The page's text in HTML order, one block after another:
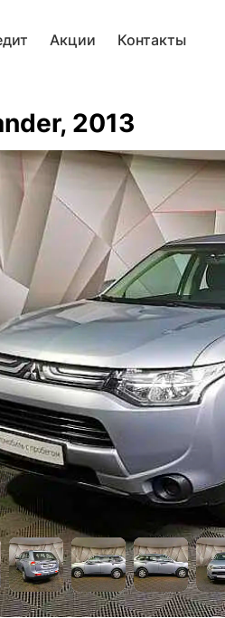
Акции Контакты
2013